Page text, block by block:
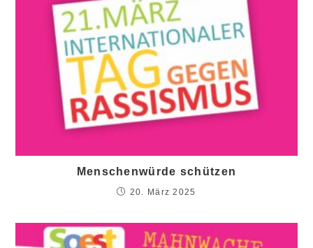
Menschenwürde schützen
20. März 2025